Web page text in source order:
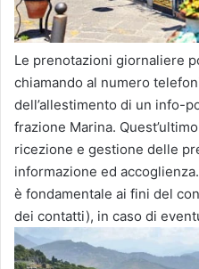
Le prenotazioni giornaliere
chiamando al numero
dell’allestimento di un info-
frazione Marina.
ricezione e gestione delle
informazione ed
è fondamentale ai fini del
dei contatti), in caso di